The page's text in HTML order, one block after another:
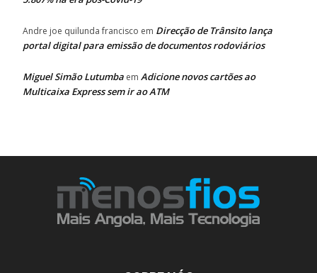
Andre joe quilunda francisco em Direcção de Trânsito lança
portal digital para emissão de documentos rodoviários
Miguel Simão Lutumba em Adicione novos cartões ao
Multicaixa Express sem ir ao ATM